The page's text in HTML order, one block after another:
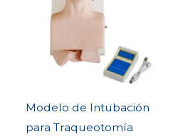
Modelo de Intubación
para Traqueotomía